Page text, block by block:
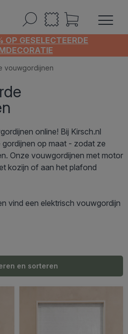
OP GESELECTEERDE
vouwgordijnen
online! Bij Kirsch.nl
op maat - zodat ze
Onze vouwgordijnen met motor
kozijn of aan het plafond
vind een elektrisch vouwgordijn
en sorteren